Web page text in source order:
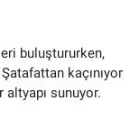
buluştururken,
kaçınıyor
sunuyor.